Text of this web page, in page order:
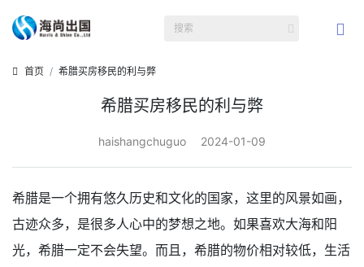
首页 希腊买房移民的利与弊
希腊买房移民的利与弊
haishangchuguo 2024-01-09
希腊是一个拥有悠久历史和文化的国家，这里的风景如画，
古迹众多，是很多人心中的梦想之地。如果喜欢大海和阳
光，希腊一定不会失望。而且，希腊的物价相对较低，生活